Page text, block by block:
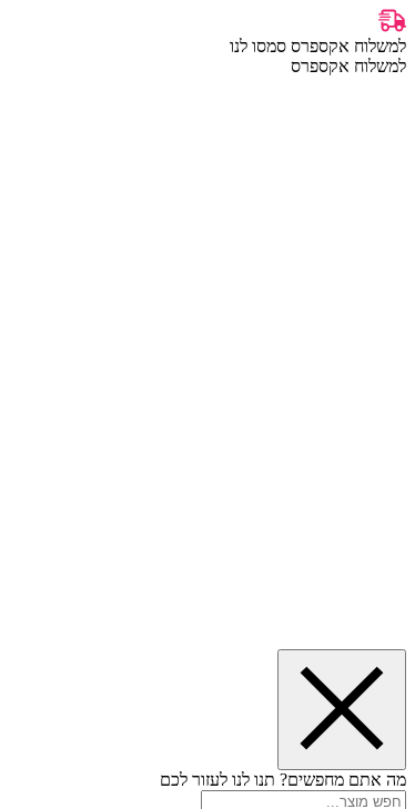
למשלוח אקספרס סמסו לנו
למשלוח אקספרס
מה אתם מחפשים? תנו לנו לעזור לכם